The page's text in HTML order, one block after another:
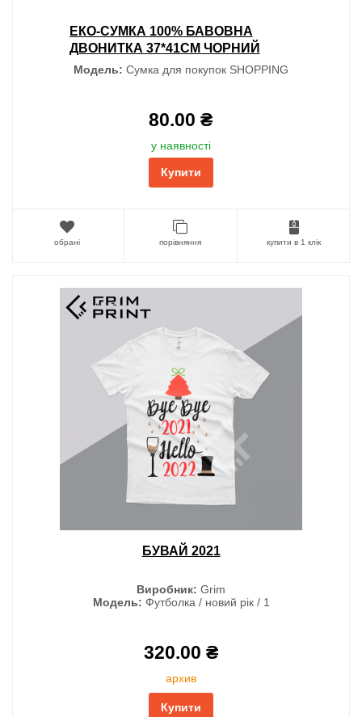
ЕКО-СУМКА 100% БАВОВНА
ДВОНИТКА 37*41СМ ЧОРНИЙ
Модель: Сумка для покупок SHOPPING
80.00 ₴
у наявності
Купити
обрані порівняння купити в 1 клік
БУВАЙ 2021
Виробник: Grim
Модель: Футболка / новий рік / 1
320.00 ₴
архив
Купити